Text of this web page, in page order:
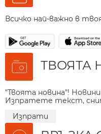
Всичко най-важно в
ТВОЯТА
"Твоята новина"!
Изпратете текст,
Изпрати